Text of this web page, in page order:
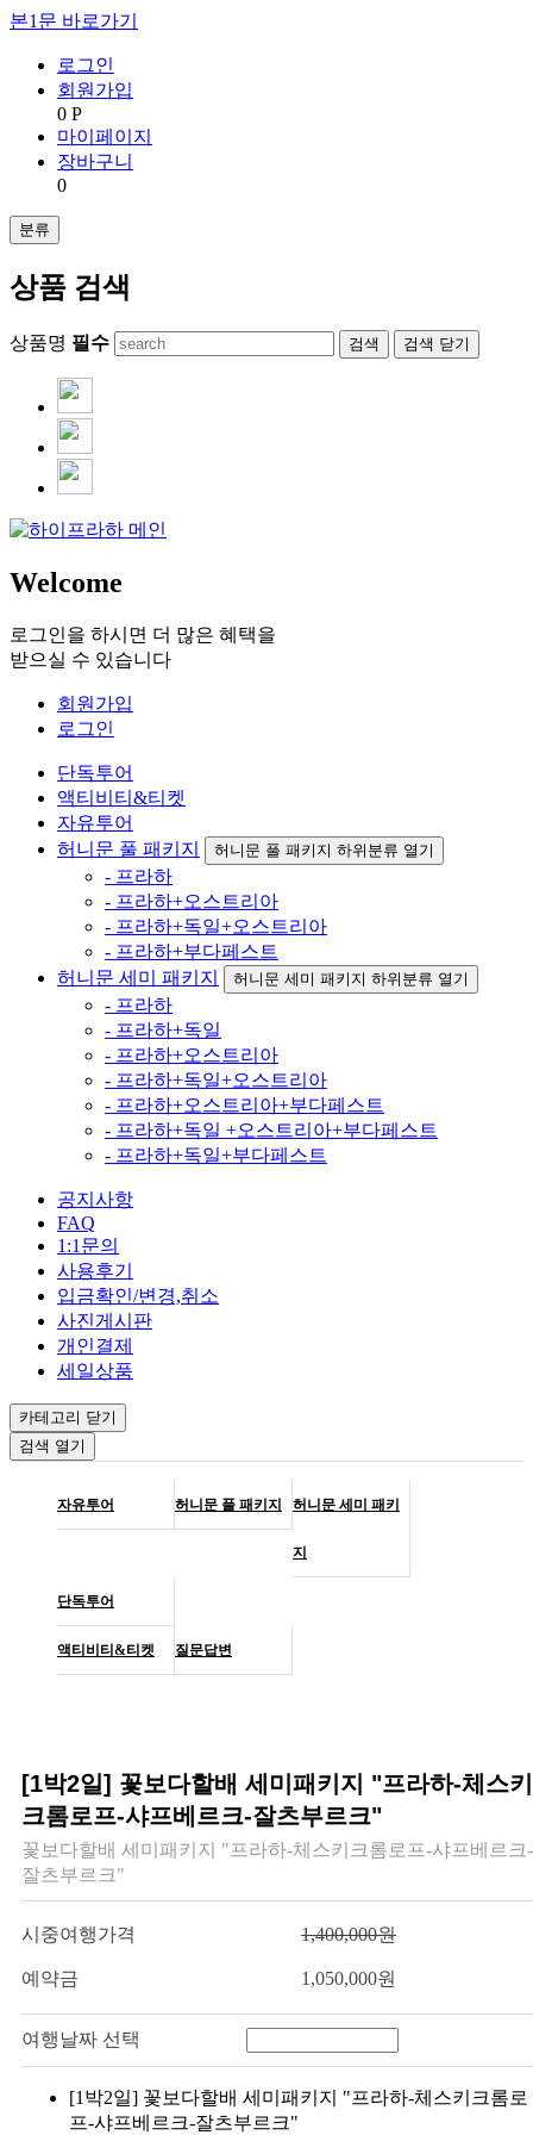
본1문 바로가기
로그인
회원가입
0 P
마이페이지
장바구니
0
분류
상품 검색
상품명 필수 검색 닫기
Welcome
로그인을 하시면 더 많은 혜택을
받으실 수 있습니다
회원가입
로그인
단독투어
액티비티&티켓
자유투어
허니문 풀 패키지
허니문 풀 패키지 하위분류 열기
- 프라하
- 프라하+오스트리아
- 프라하+독일+오스트리아
- 프라하+부다페스트
허니문 세미 패키지
허니문 세미 패키지 하위분류 열기
- 프라하
- 프라하+독일
- 프라하+오스트리아
- 프라하+독일+오스트리아
- 프라하+오스트리아+부다페스트
- 프라하+독일 +오스트리아+부다페스트
- 프라하+독일+부다페스트
공지사항
FAQ
1:1문의
사용후기
입금확인/변경,취소
사진게시판
개인결제
세일상품
카테고리 닫기
검색 열기
자유투어 허니문 풀 패키지 허니문 세미 패키
지
단독투어
액티비티&티켓 질문답변
[1박2일] 꽃보다할배 세미패키지 "프라하-체스키
크롬로프-샤프베르크-잘츠부르크"
꽃보다할배 세미패키지 "프라하-체스키크롬로프-샤프베르크-
잘츠부르크"
시중여행가격 1,400,000원
예약금 1,050,000원
여행날짜 선택
[1박2일] 꽃보다할배 세미패키지 "프라하-체스키크롬로
프-샤프베르크-잘츠부르크"